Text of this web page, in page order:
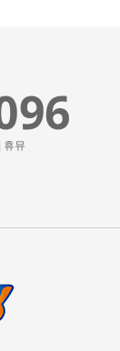
휴뮤